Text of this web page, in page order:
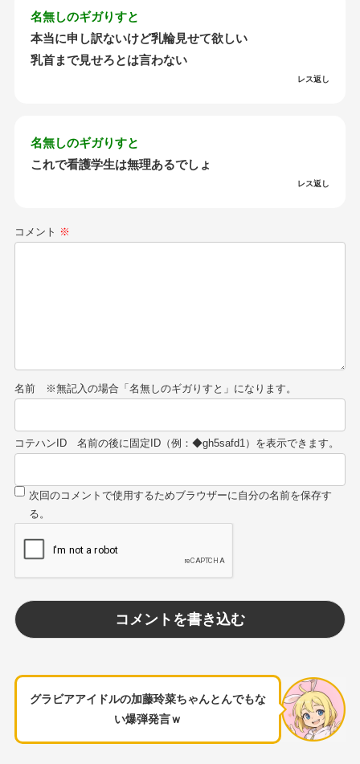
名無しのギガりすと
本当に申し訳ないけど乳輪見せて欲しい
乳首まで見せろとは言わない
レス返し
名無しのギガりすと
これで看護学生は無理あるでしょ
レス返し
コメント ※
名前
コテハンID
グラビアアイドルの加藤玲菜ちゃんとんでもな
い爆弾発言ｗ